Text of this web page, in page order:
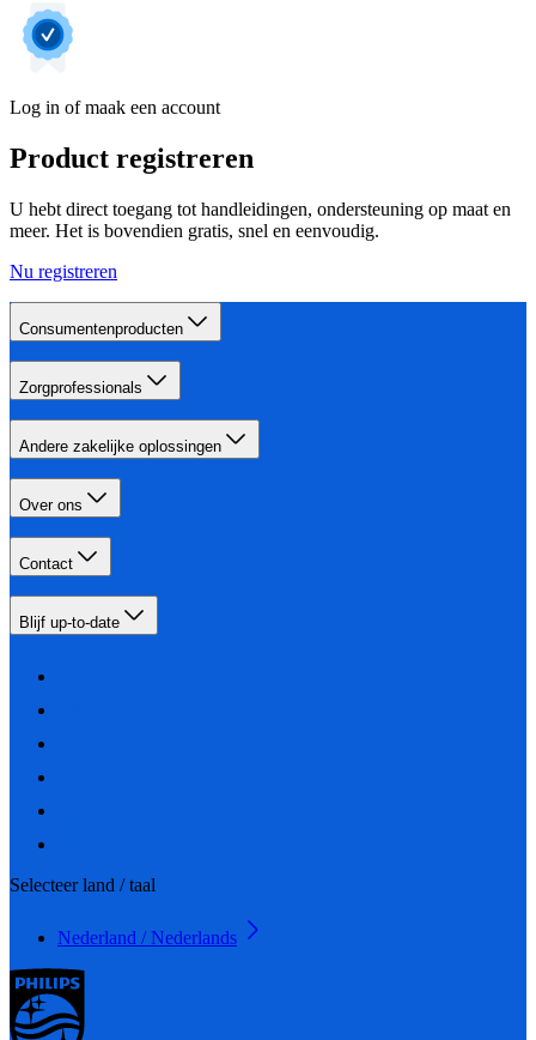
Log in of maak een account
Product registreren
U hebt direct toegang tot handleidingen, ondersteuning op maat en
meer. Het is bovendien gratis, snel en eenvoudig.
Nu registreren
Consumentenproducten
Zorgprofessionals
Andere zakelijke oplossingen
Over ons
Contact
Blijf up-to-date
Selecteer land / taal
Nederland / Nederlands